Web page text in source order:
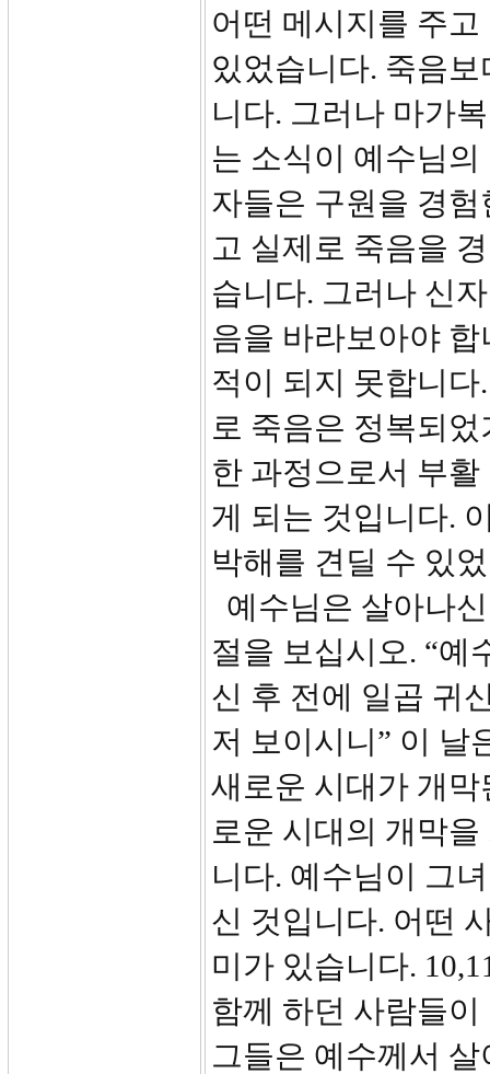
어떤 메시지를 주
있었습니다. 죽음
니다. 그러나 마가
는 소식이 예수님
자들은 구원을 경
고 실제로 죽음을
습니다. 그러나 신
음을 바라보아야
적이 되지 못합니
로 죽음은 정복되
한 과정으로서 부
게 되는 것입니다.
박해를 견딜 수 있
예수님은 살아나
절을 보십시오. “예
신 후 전에 일곱 귀
저 보이시니” 이 날
새로운 시대가 개
로운 시대의 개막
니다. 예수님이 그
신 것입니다. 어떤
미가 있습니다.
함께 하던 사람들
그들은 예수께서